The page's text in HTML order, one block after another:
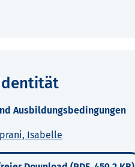
Ausbildungsbedingungen
Isabelle